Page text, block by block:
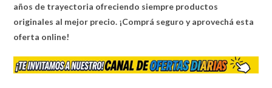
años de trayectoria ofreciendo siempre productos
originales al mejor precio. ¡Comprá seguro y aprovechá esta
oferta online!